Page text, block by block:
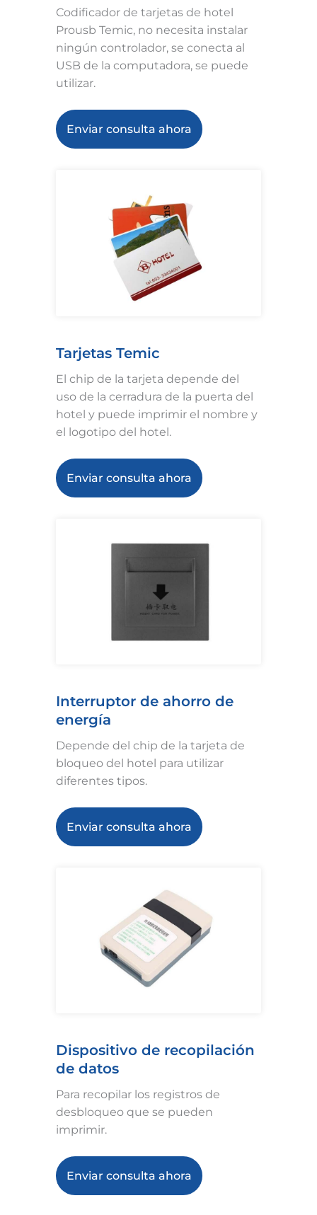
Codificador de tarjetas de hotel
Prousb Temic, no necesita instalar
ningún controlador, se conecta al
USB de la computadora, se puede
utilizar.
Enviar consulta ahora
Tarjetas Temic
El chip de la tarjeta depende del
uso de la cerradura de la puerta del
hotel y puede imprimir el nombre y
el logotipo del hotel.
Enviar consulta ahora
Interruptor de ahorro de
energía
Depende del chip de la tarjeta de
bloqueo del hotel para utilizar
diferentes tipos.
Enviar consulta ahora
Dispositivo de recopilación
de datos
Para recopilar los registros de
desbloqueo que se pueden
imprimir.
Enviar consulta ahora